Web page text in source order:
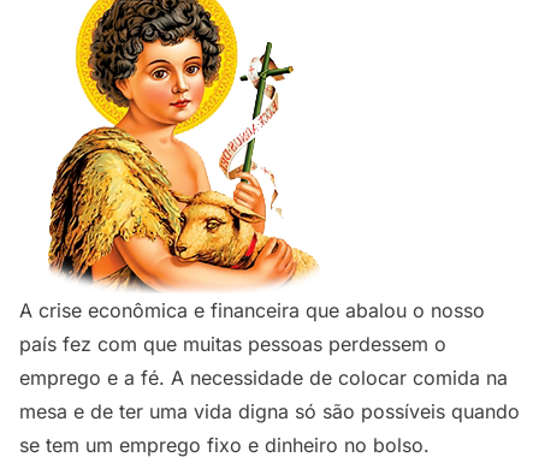
A crise econômica e financeira que abalou o nosso
país fez com que muitas pessoas perdessem o
emprego e a fé. A necessidade de colocar comida na
mesa e de ter uma vida digna só são possíveis quando
se tem um emprego fixo e dinheiro no bolso.